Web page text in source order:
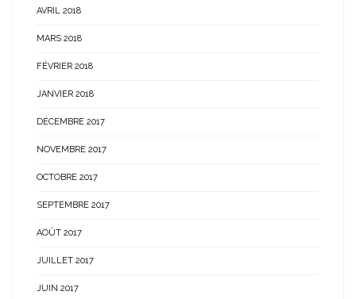
AVRIL 2018
MARS 2018
FÉVRIER 2018
JANVIER 2018
DÉCEMBRE 2017
NOVEMBRE 2017
OCTOBRE 2017
SEPTEMBRE 2017
AOÛT 2017
JUILLET 2017
JUIN 2017